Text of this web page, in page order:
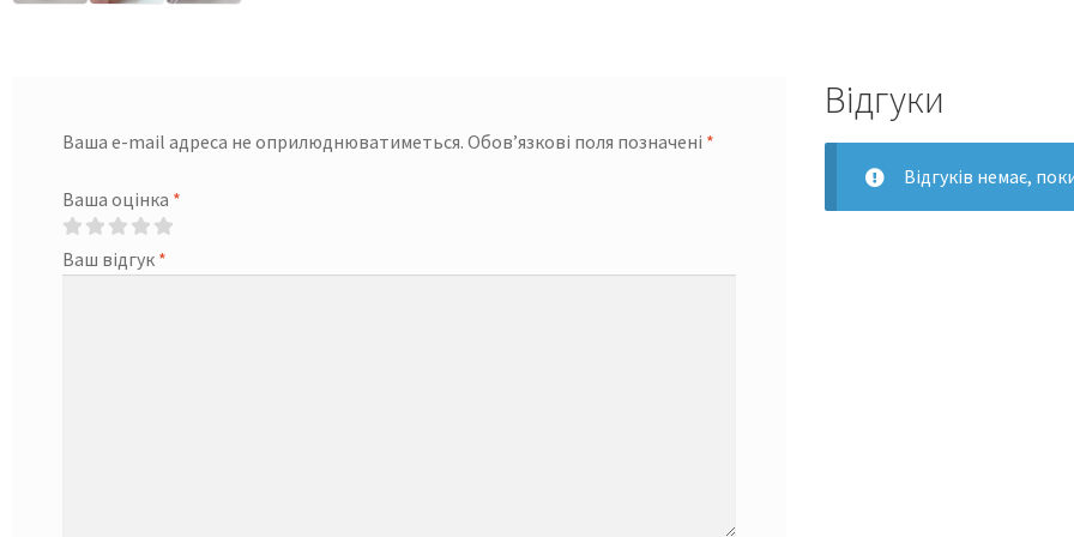
Відгуки
Відгуків немає,
Ваша e-mail адреса не оприлюднюватиметься. Обов’язкові поля позначені *
Ваша оцінка *
Ваш відгук *